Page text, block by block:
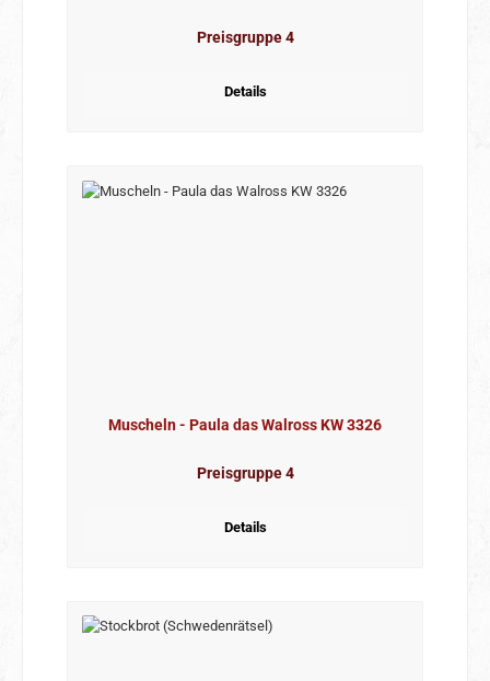
Preisgruppe 4
Details
Muscheln - Paula das Walross KW 3326
Preisgruppe 4
Details